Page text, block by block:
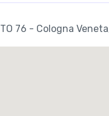
76 - Cologna